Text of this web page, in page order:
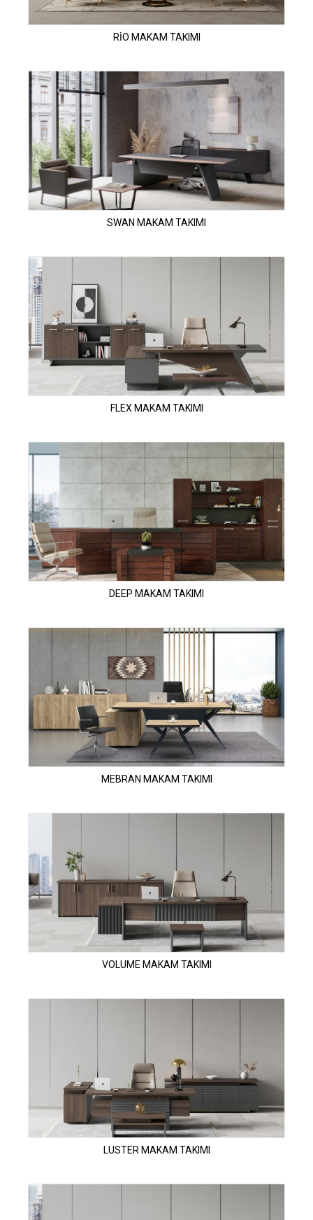
RİO MAKAM TAKIMI
SWAN MAKAM TAKIMI
FLEX MAKAM TAKIMI
DEEP MAKAM TAKIMI
MEBRAN MAKAM TAKIMI
VOLUME MAKAM TAKIMI
LUSTER MAKAM TAKIMI